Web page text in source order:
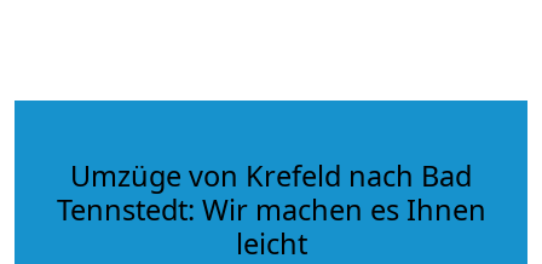
Umzüge von Krefeld nach Bad
Tennstedt: Wir machen es Ihnen
leicht